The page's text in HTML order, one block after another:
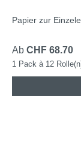
Papier zur
Ab CHF 68.70
1 Pack à 12